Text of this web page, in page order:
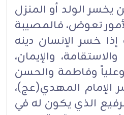
الولد أو المنزل
تعوض، فالمصيبة
إذا خسر الإنسان دينه
والإيمان،
وفاطمة والحسن
الإمام المهدي(عج)،
الذي يكون له في